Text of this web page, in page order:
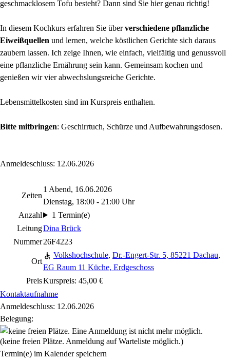
geschmacklosem Tofu besteht? Dann sind Sie hier genau richtig!
In diesem Kochkurs erfahren Sie überverschiedene pflanzliche
Eiweißquellen und lernen, welche köstlichen Gerichte sich daraus
zaubern lassen. Ich zeige Ihnen, wie einfach, vielfältig und genussvoll
eine pflanzliche Ernährung sein kann. Gemeinsam kochen und
genießen wir vier abwechslungsreiche Gerichte.
Lebensmittelkosten sind im Kurspreis enthalten.
Bitte mitbringen: Geschirrtuch, Schürze und Aufbewahrungsdosen.
Anmeldeschluss: 12.06.2026
Zeiten
1 Abend, 16.06.2026
Dienstag, 18:00 - 21:00 Uhr
Anzahl
1 Termin(e)
LeitungDina Brück
Nummer26F4223
Ort
Volkshochschule, Dr.-Engert-Str. 5, 85221 Dachau,
EG Raum 11 Küche, Erdgeschoss
PreisKurspreis: 45,00 €
Kontaktaufnahme
Anmeldeschluss: 12.06.2026
Belegung:
(keine freien Plätze. Anmeldung auf Warteliste möglich.)
Termin(e) im Kalender speichern